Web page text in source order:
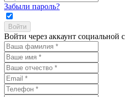
Забыли пароль?
Войти через аккаунт социальной